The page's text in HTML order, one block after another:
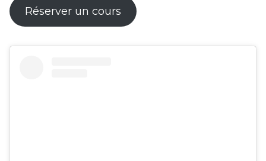
Réserver un cours